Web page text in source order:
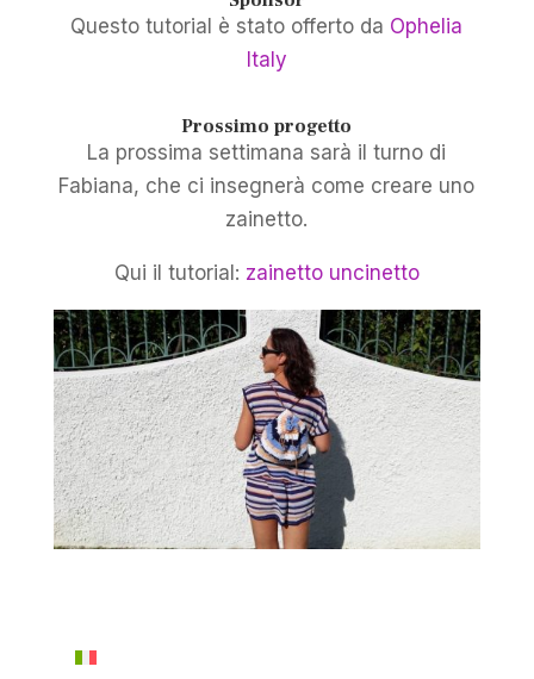
Questo tutorial è stato offerto da Ophelia
Italy
Prossimo progetto
La prossima settimana sarà il turno di
Fabiana, che ci insegnerà come creare uno
zainetto.
Qui il tutorial: zainetto uncinetto